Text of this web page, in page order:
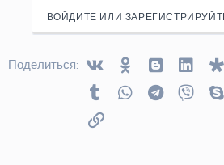
ВОЙДИТЕ ИЛИ
Поделиться: VkontakteOdnoklassniki
Blogger
Tumblr WhatsAppTelegram
Viber
Ссылка